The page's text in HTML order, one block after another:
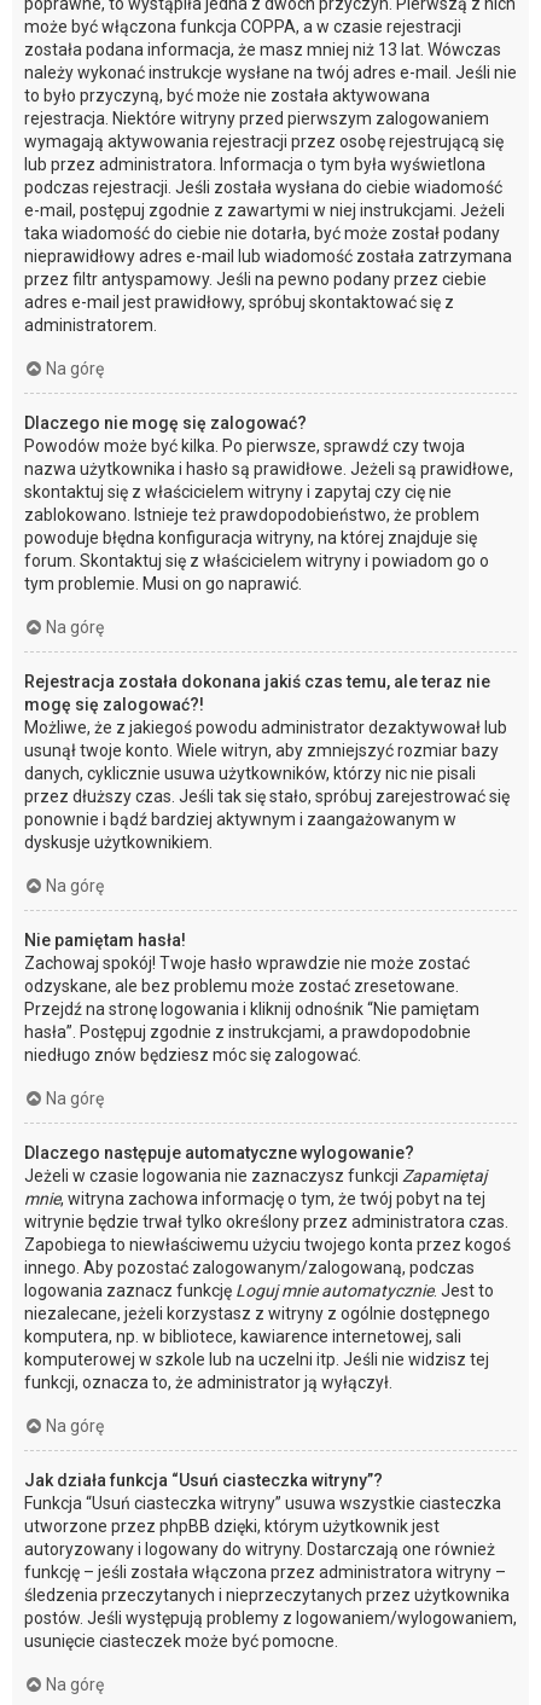
może być włączona funkcja COPPA, a w czasie rejestracji
została podana informacja, że masz mniej niż 13 lat. Wówczas
należy wykonać instrukcje wysłane na twój adres e-mail. Jeśli nie
to było przyczyną, być może nie została aktywowana
rejestracja. Niektóre witryny przed pierwszym zalogowaniem
wymagają aktywowania rejestracji przez osobę rejestrującą się
lub przez administratora. Informacja o tym była wyświetlona
podczas rejestracji. Jeśli została wysłana do ciebie wiadomość
e-mail, postępuj zgodnie z zawartymi w niej instrukcjami. Jeżeli
taka wiadomość do ciebie nie dotarła, być może został podany
nieprawidłowy adres e-mail lub wiadomość została zatrzymana
przez filtr antyspamowy. Jeśli na pewno podany przez ciebie
adres e-mail jest prawidłowy, spróbuj skontaktować się z
administratorem.
Na górę
Dlaczego nie mogę się zalogować?
Powodów może być kilka. Po pierwsze, sprawdź czy twoja
nazwa użytkownika i hasło są prawidłowe. Jeżeli są prawidłowe,
skontaktuj się z właścicielem witryny i zapytaj czy cię nie
zablokowano. Istnieje też prawdopodobieństwo, że problem
powoduje błędna konfiguracja witryny, na której znajduje się
forum. Skontaktuj się z właścicielem witryny i powiadom go o
tym problemie. Musi on go naprawić.
Na górę
Rejestracja została dokonana jakiś czas temu, ale teraz nie
mogę się zalogować?!
Możliwe, że z jakiegoś powodu administrator dezaktywował lub
usunął twoje konto. Wiele witryn, aby zmniejszyć rozmiar bazy
danych, cyklicznie usuwa użytkowników, którzy nic nie pisali
przez dłuższy czas. Jeśli tak się stało, spróbuj zarejestrować się
ponownie i bądź bardziej aktywnym i zaangażowanym w
dyskusje użytkownikiem.
Na górę
Nie pamiętam hasła!
Zachowaj spokój! Twoje hasło wprawdzie nie może zostać
odzyskane, ale bez problemu może zostać zresetowane.
Przejdź na stronę logowania i kliknij odnośnik “Nie pamiętam
hasła”. Postępuj zgodnie z instrukcjami, a prawdopodobnie
niedługo znów będziesz móc się zalogować.
Na górę
Dlaczego następuje automatyczne wylogowanie?
Jeżeli w czasie logowania nie zaznaczysz funkcji Zapamiętaj
mnie, witryna zachowa informację o tym, że twój pobyt na tej
witrynie będzie trwał tylko określony przez administratora czas.
Zapobiega to niewłaściwemu użyciu twojego konta przez kogoś
innego. Aby pozostać zalogowanym/zalogowaną, podczas
logowania zaznacz funkcję Loguj mnie automatycznie. Jest to
niezalecane, jeżeli korzystasz z witryny z ogólnie dostępnego
komputera, np. w bibliotece, kawiarence internetowej, sali
komputerowej w szkole lub na uczelni itp. Jeśli nie widzisz tej
funkcji, oznacza to, że administrator ją wyłączył.
Na górę
Jak działa funkcja “Usuń ciasteczka witryny”?
Funkcja “Usuń ciasteczka witryny” usuwa wszystkie ciasteczka
utworzone przez phpBB dzięki, którym użytkownik jest
autoryzowany i logowany do witryny. Dostarczają one również
funkcję – jeśli została włączona przez administratora witryny –
śledzenia przeczytanych i nieprzeczytanych przez użytkownika
postów. Jeśli występują problemy z logowaniem/wylogowaniem,
usunięcie ciasteczek może być pomocne.
Na górę